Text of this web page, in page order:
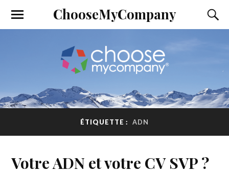
ChooseMyCompany
ÉTIQUETTE : ADN
Votre ADN et votre CV SVP ?